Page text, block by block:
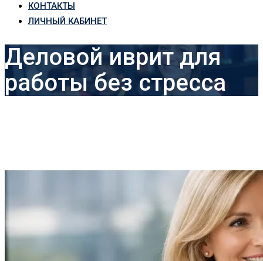
КОНТАКТЫ
ЛИЧНЫЙ КАБИНЕТ
Деловой иврит для
работы без стресса